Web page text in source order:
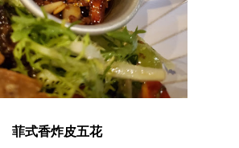
菲式香炸皮五花